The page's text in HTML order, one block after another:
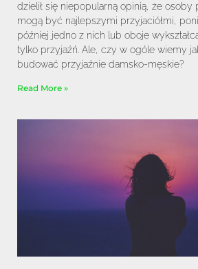
dzielił się niepopularną opinią, że osoby
mogą być najlepszymi przyjaciółmi,
później jedno z nich lub oboje
tylko przyjaźń. Ale, czy w ogóle wiemy
budować przyjaźnie damsko-męskie?
Read More »